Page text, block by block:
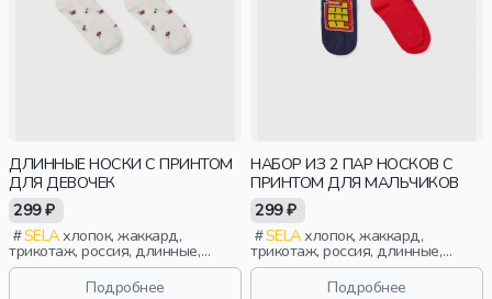
ДЛИННЫЕ НОСКИ С ПРИНТОМ
ДЛЯ ДЕВОЧЕК
299 ₽
SELAхлопок, жаккард,
трикотаж, россия, длинные,
манжета, принт, эластичные,
девочки, детиПодробнее
НАБОР ИЗ 2 ПАР НОСКОВ С
ПРИНТОМ ДЛЯ МАЛЬЧИКОВ
299 ₽
SELAхлопок, жаккард,
трикотаж, россия, длинные,
манжета, принт, эластичные,
девочки, детиПодробнее